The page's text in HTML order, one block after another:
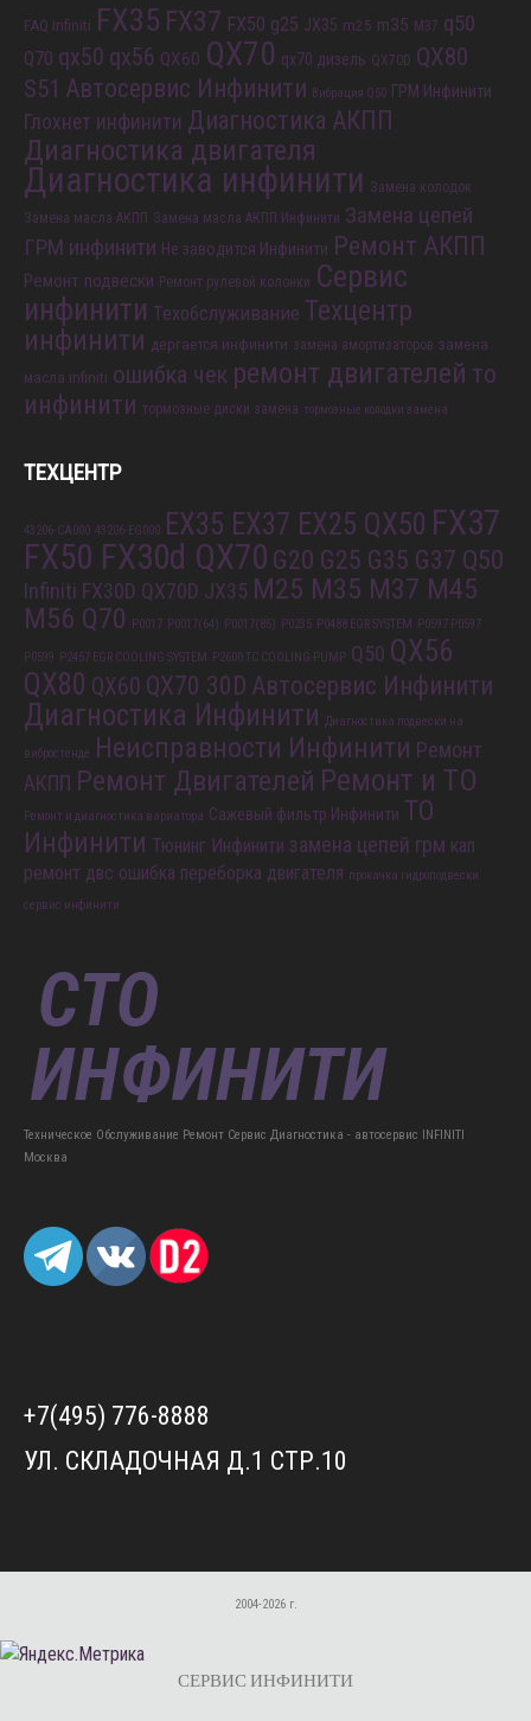
FAQ Infiniti FX35 FX37 FX50 g25 JX35 m25 m35 M37 q50
Q70 qx50 qx56 QX60 QX70 qx70 дизель QX70D QX80
S51 Автосервис Инфинити Вибрация Q50 ГРМ Инфинити
Глохнет инфинити Диагностика АКПП
Диагностика двигателя
Диагностика инфинити Замена колодок
Замена масла АКПП Замена масла АКПП Инфинити Замена цепей
ГРМ инфинити Не заводится Инфинити Ремонт АКПП
Ремонт подвески Ремонт рулевой колонки Сервис
инфинити Техобслуживание Техцентр
инфинити дергается инфинити замена амортизаторов замена
масла infiniti ошибка чек ремонт двигателей то
инфинити тормозные диски замена тормозные колодки замена
ТЕХЦЕНТР
43206-CA000 43206-EG000 EX35 EX37 EX25 QX50 FX37
FX50 FX30d QX70 G20 G25 G35 G37 Q50
Infiniti FX30D QX70D JX35 M25 M35 M37 M45
M56 Q70 P0017 P0017(64) P0017(85) P0235 P0488 EGR SYSTEM P0597 P0597
P0599 P2457 EGR COOLING SYSTEM P2600 TC COOLING PUMP Q50 QX56
QX80 QX60 QX70 30D Автосервис Инфинити
Диагностика Инфинити Диагностика подвески на
вибростенде Неисправности Инфинити Ремонт
АКПП Ремонт Двигателей Ремонт и ТО
Ремонт и диагностика вариатора Сажевый фильтр Инфинити ТО
Инфинити Тюнинг Инфинити замена цепей грм кап
ремонт двс ошибка переборка двигателя прокачка гидроподвески
сервис инфинити
Техническое Обслуживание Ремонт Сервис Диагностика - автосервис INFINITI
Москва
+7(495) 776-8888
УЛ. СКЛАДОЧНАЯ Д.1 СТР.10
2004-2026 г.
СЕРВИС ИНФИНИТИ